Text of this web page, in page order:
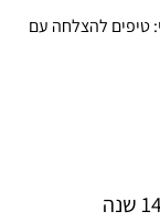
טיפים להצלחה עם